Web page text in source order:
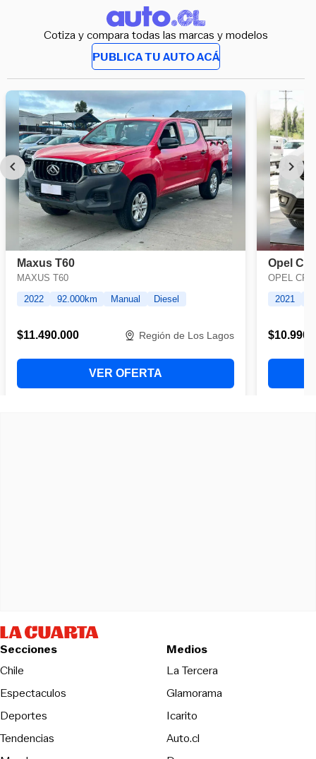
Cotiza y compara todas las marcas y modelos
PUBLICA TU AUTO ACÁ
Secciones
Chile
Espectaculos
Deportes
Tendencias
Medios
La TerceraOpens in new
Glamorama
Icarito
Auto.cl